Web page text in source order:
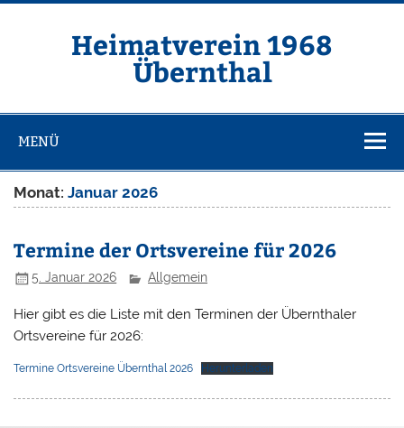
Zum
Heimatverein 1968
Übernthal
MENÜ
Monat:Januar 2026
Termine der Ortsvereine für 2026
5. Januar 2026 Allgemein
Hier gibt es die Liste mit den Terminen der Übernthaler
Ortsvereine für 2026:
Termine Ortsvereine Übernthal 2026 Herunterladen